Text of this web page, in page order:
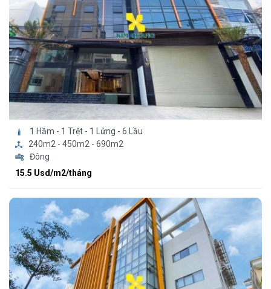
1 Hầm - 1 Trệt - 1 Lửng - 6 Lầu
240m2 - 450m2 - 690m2
Đông
15.5 Usd/m2/tháng